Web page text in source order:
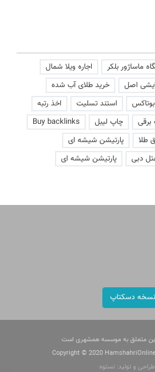
ماساژور بلکر
اجاره ویلا شمال
اصل
خرید طلای آب شده
استند تسلیت
اخذ رتبه
برقی چاپ لیبل
Buy backlinks
طلا
پارتیشن شیشه ای
دبی پارتیشن شیشه ای
نسخه دسکتاپ
متعلق به موسسه همشهری است
Copyright © 2020
طراحی و تولید: نستوه